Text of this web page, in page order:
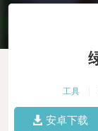
工具
安卓下载